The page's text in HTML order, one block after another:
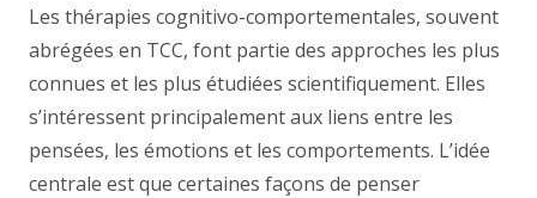
Les thérapies cognitivo-comportementales, souvent
abrégées en TCC, font partie des approches les plus
connues et les plus étudiées scientifiquement. Elles
s’intéressent principalement aux liens entre les
pensées, les émotions et les comportements. L’idée
centrale est que certaines façons de penser